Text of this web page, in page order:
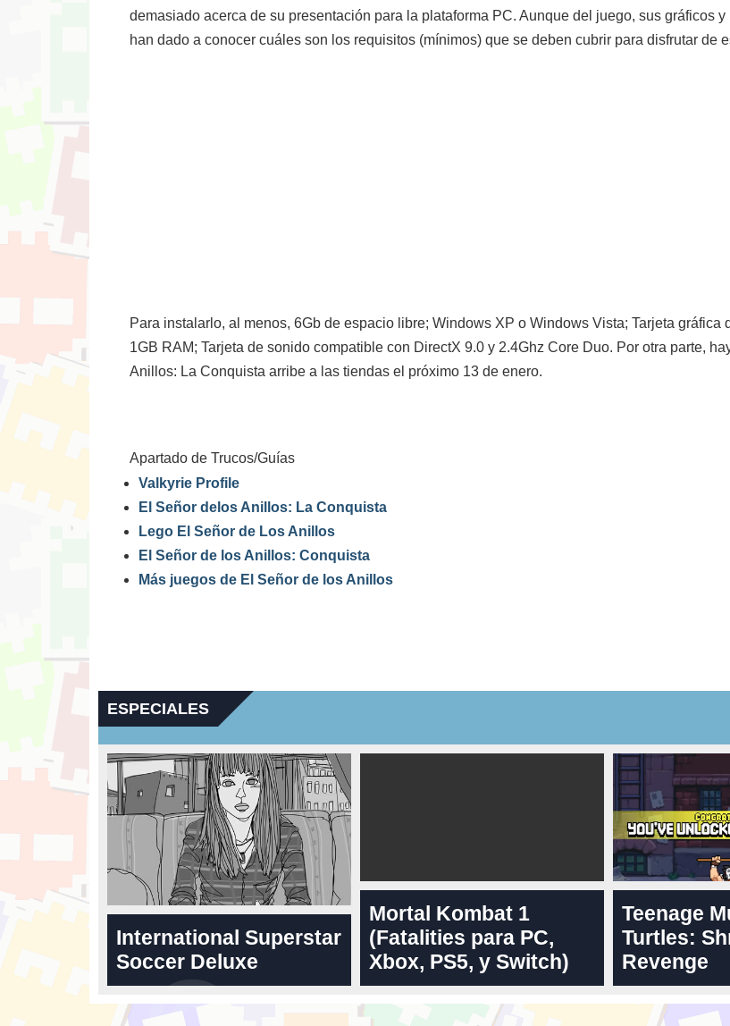
demasiado acerca de su presentación para la plataforma PC. Aunque del juego, sus gráficos
han dado a conocer cuáles son los requisitos (mínimos) que se deben cubrir para disfrutar de
Para instalarlo, al menos, 6Gb de espacio libre; Windows XP o Windows Vista; Tarjeta
1GB RAM; Tarjeta de sonido compatible con DirectX 9.0 y 2.4Ghz Core Duo. Por otra parte,
Anillos: La Conquista arribe a las tiendas el próximo 13 de enero.
Apartado de Trucos/Guías
Valkyrie Profile
El Señor delos Anillos: La Conquista
Lego El Señor de Los Anillos
El Señor de los Anillos: Conquista
Más juegos de El Señor de los Anillos
ESPECIALES
International Superstar
Soccer Deluxe
Mortal Kombat 1
(Fatalities para PC,
Xbox, PS5, y Switch)
Teenage
Turtles:
Revenge